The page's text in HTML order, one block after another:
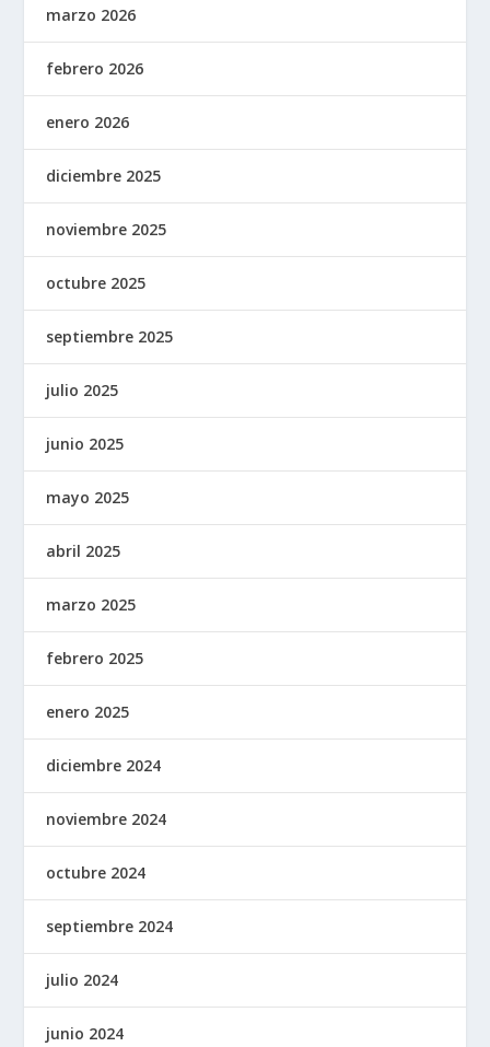
marzo 2026
febrero 2026
enero 2026
diciembre 2025
noviembre 2025
octubre 2025
septiembre 2025
julio 2025
junio 2025
mayo 2025
abril 2025
marzo 2025
febrero 2025
enero 2025
diciembre 2024
noviembre 2024
octubre 2024
septiembre 2024
julio 2024
junio 2024